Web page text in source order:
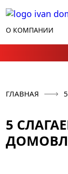
О КОМПАНИИ
ГЛАВНАЯ
5